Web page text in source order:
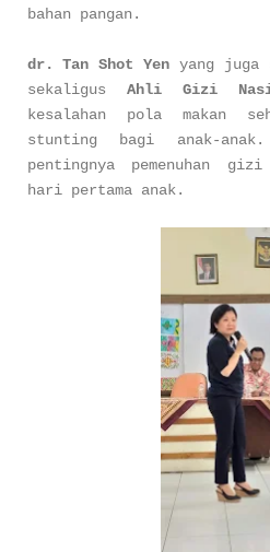
bahan pangan.
dr. Tan Shot Yen yang juga
sekaligus Ahli Gizi
kesalahan pola makan
stunting bagi anak-
pentingnya pemenuhan
hari pertama anak.